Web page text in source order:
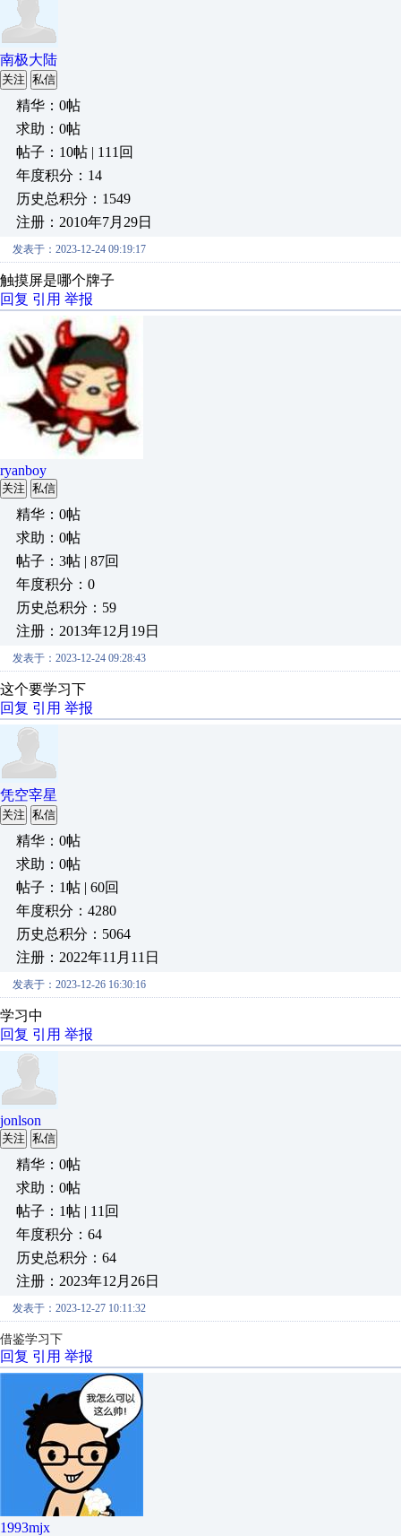
南极大陆
关注 私信
精华：0帖
求助：0帖
帖子：10帖 | 111回
年度积分：14
历史总积分：1549
注册：2010年7月29日
发表于：2023-12-24 09:19:17
触摸屏是哪个牌子
回复 引用 举报
ryanboy
关注 私信
精华：0帖
求助：0帖
帖子：3帖 | 87回
年度积分：0
历史总积分：59
注册：2013年12月19日
发表于：2023-12-24 09:28:43
这个要学习下
回复 引用 举报
凭空宰星
关注 私信
精华：0帖
求助：0帖
帖子：1帖 | 60回
年度积分：4280
历史总积分：5064
注册：2022年11月11日
发表于：2023-12-26 16:30:16
学习中
回复 引用 举报
jonlson
关注 私信
精华：0帖
求助：0帖
帖子：1帖 | 11回
年度积分：64
历史总积分：64
注册：2023年12月26日
发表于：2023-12-27 10:11:32
借鉴学习下
回复 引用 举报
1993mjx